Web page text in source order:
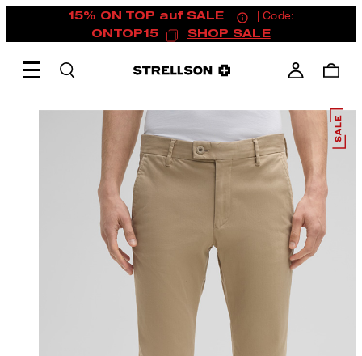
15% ON TOP auf SALE
| Code:
ONTOP15
SHOP SALE